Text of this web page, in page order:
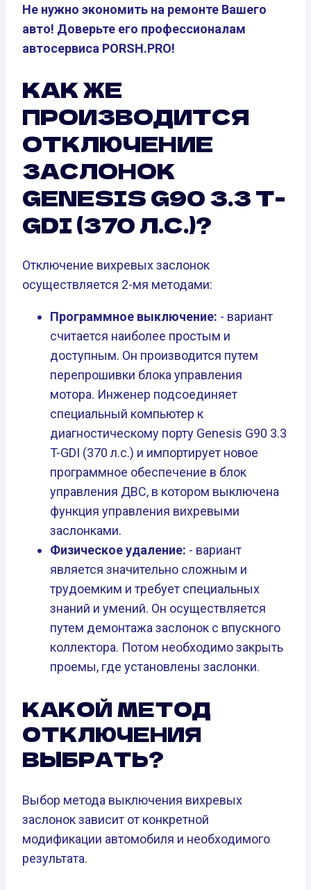
Не нужно экономить на ремонте Вашего
авто! Доверьте его профессионалам
автосервиса PORSH.PRO!
КАК ЖЕ
ПРОИЗВОДИТСЯ
ОТКЛЮЧЕНИЕ
ЗАСЛОНОК
GENESIS G90 3.3 T-
GDI (370 Л.С.)?
Отключение вихревых заслонок
осуществляется 2-мя методами:
Программное выключение: - вариант
считается наиболее простым и
доступным. Он производится путем
перепрошивки блока управления
мотора. Инженер подсоединяет
специальный компьютер к
диагностическому порту Genesis G90 3.3
T-GDI (370 л.с.) и импортирует новое
программное обеспечение в блок
управления ДВС, в котором выключена
функция управления вихревыми
заслонками.
Физическое удаление: - вариант
является значительно сложным и
трудоемким и требует специальных
знаний и умений. Он осуществляется
путем демонтажа заслонок с впускного
коллектора. Потом необходимо закрыть
проемы, где установлены заслонки.
КАКОЙ МЕТОД
ОТКЛЮЧЕНИЯ
ВЫБРАТЬ?
Выбор метода выключения вихревых
заслонок зависит от конкретной
модификации автомобиля и необходимого
результата.